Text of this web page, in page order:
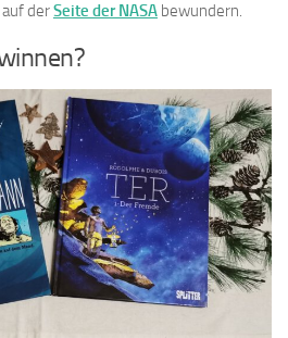
derSeite der NASA bewundern.